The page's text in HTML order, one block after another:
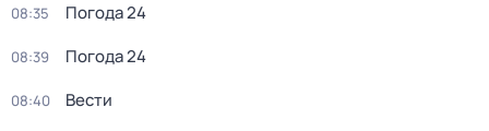
08:35 Погода 24
08:39 Погода 24
08:40 Вести